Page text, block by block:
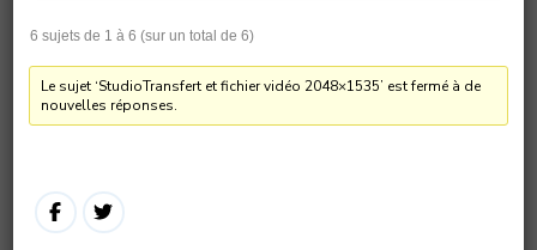
6 sujets de 1 à 6 (sur un total de 6)
Le sujet ‘StudioTransfert et fichier vidéo 2048×1535’ est fermé à de
nouvelles réponses.